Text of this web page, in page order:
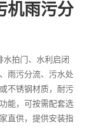
机雨污分
拍门、水利启闭
雨污分流、污水处
不锈钢材质，耐污
能，可按需配套选
直供，提供安装指